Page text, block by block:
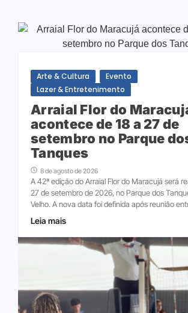
Arte & Cultura
Evento
Lazer & Entretenimento
Arraial Flor do
acontece de 18 a 27 de
setembro no Parque
Tanques
8 de agosto de 2026
A 42ª edição do Arraial Flor do Maracujá será
27 de setembro de 2026, no Parque dos
Velho. A nova data foi definida após reunião
Leia mais